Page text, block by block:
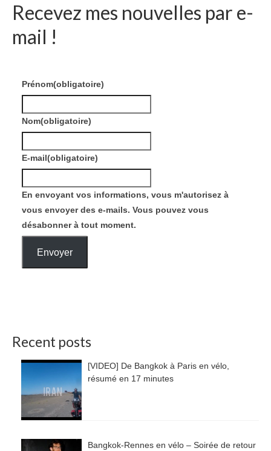
Recevez mes nouvelles par e-
mail !
Prénom(obligatoire)
Nom(obligatoire)
E-mail(obligatoire)
En envoyant vos informations, vous m'autorisez à
vous envoyer des e-mails. Vous pouvez vous
désabonner à tout moment.
Envoyer
Recent posts
[VIDEO] De Bangkok à Paris en vélo,
résumé en 17 minutes
Bangkok-Rennes en vélo – Soirée de retour